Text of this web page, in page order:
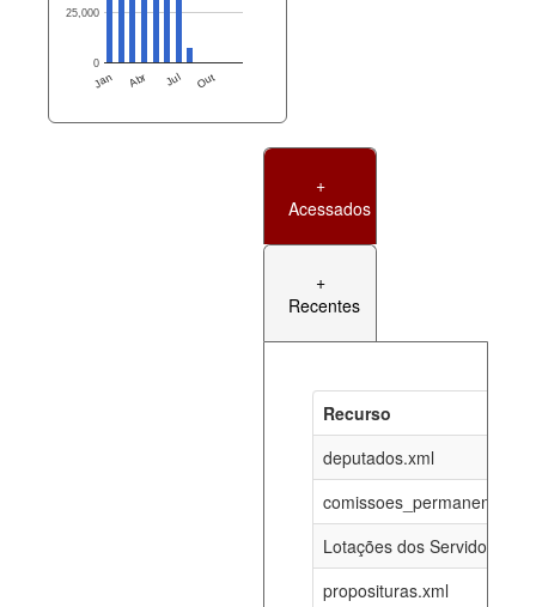
Jan Abr Jul Out
0
25,000
+
Acessados
+
Recentes
Recurso
deputados.xml
Lotações dos Servidores
proposituras.xml
documento_andamento_atual.xml
09-08-
funcionarios_lotacoes.xml